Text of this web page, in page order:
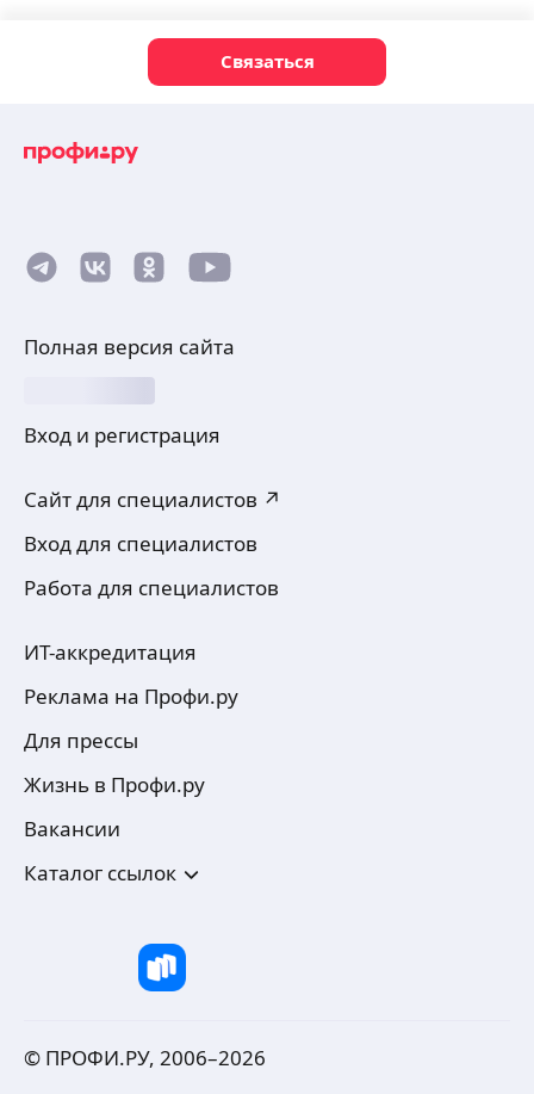
Связаться
Полная версия сайта
Вход и регистрация
Сайт для специалистов ↗
Вход для специалистов
Работа для специалистов
ИТ-аккредитация
Реклама на Профи.ру
Для прессы
Жизнь в Профи.ру
Вакансии
Каталог ссылок
© ПРОФИ.РУ, 2006–2026